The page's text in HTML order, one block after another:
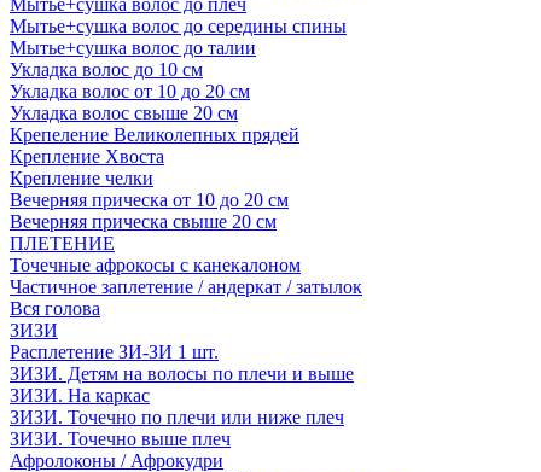
Мытье+сушка волос до плеч
Мытье+сушка волос до середины спины
Мытье+сушка волос до талии
Укладка волос до 10 см
Укладка волос от 10 до 20 см
Укладка волос свыше 20 см
Крепеление Великолепных прядей
Крепление Хвоста
Крепление челки
Вечерняя прическа от 10 до 20 см
Вечерняя прическа свыше 20 см
ПЛЕТЕНИЕ
Точечные афрокосы с канекалоном
Частичное заплетение / андеркат / затылок
Вся голова
ЗИЗИ
Расплетение ЗИ-ЗИ 1 шт.
ЗИЗИ. Детям на волосы по плечи и выше
ЗИЗИ. На каркас
ЗИЗИ. Точечно по плечи или ниже плеч
ЗИЗИ. Точечно выше плеч
Афролоконы / Афрокудри